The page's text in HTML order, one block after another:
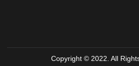
Copyright © 2022. All